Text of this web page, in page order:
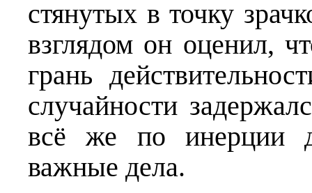
стянутых в точку
взглядом он оценил,
грань
случайности
всё же по инерции
важные дела.